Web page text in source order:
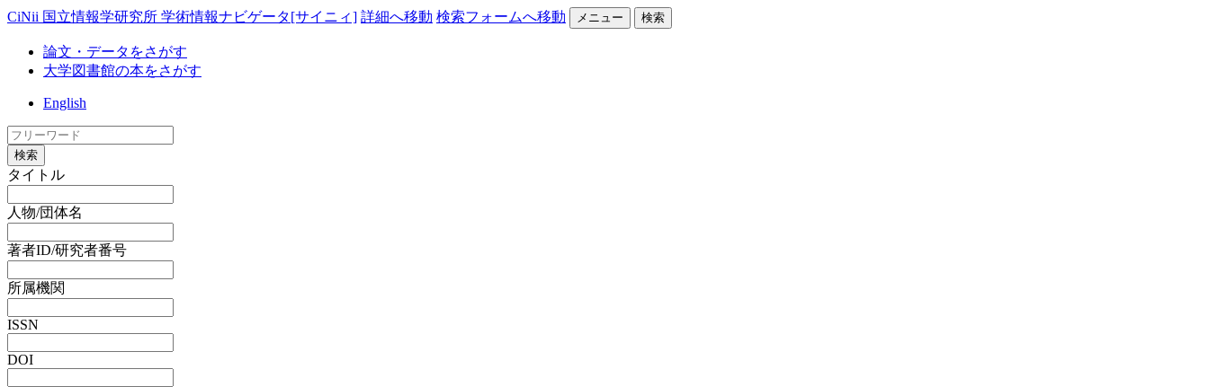
CiNii 国立情報学研究所 学術情報ナビゲータ[サイニィ] 詳細へ移動 検索フォームへ移動 メニュー 検索
論文・データをさがす
大学図書館の本をさがす
English
検索
タイトル
人物/団体名
著者ID/研究者番号
所属機関
ISSN
DOI